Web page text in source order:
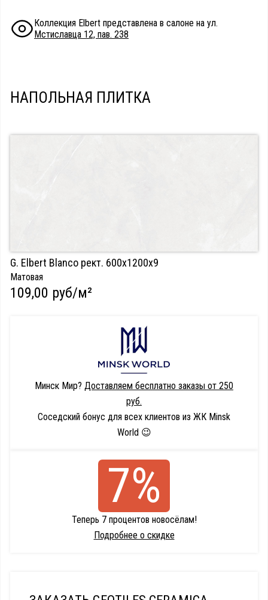
Коллекция Elbert представлена в салоне на ул.
Мстиславца 12, пав. 238
НАПОЛЬНАЯ ПЛИТКА
G. Elbert Blanco рект. 600х1200х9
Матовая
109,00 руб/м²
Минск Мир? Доставляем бесплатно заказы от 250
руб.
Соседский бонус для всех клиентов из ЖК Minsk
World 😉
7%
Теперь 7 процентов новосёлам!
Подробнее о скидке